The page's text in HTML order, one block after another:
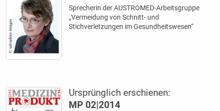
Sprecherin der AUSTROMED-Arbeitsgruppe
„Vermeidung von Schnitt- und
Stichverletzungen im Gesundheitswesen“
Ursprünglich erschienen:
MP 02|2014